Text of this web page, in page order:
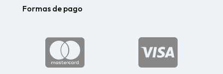
Formas de pago

